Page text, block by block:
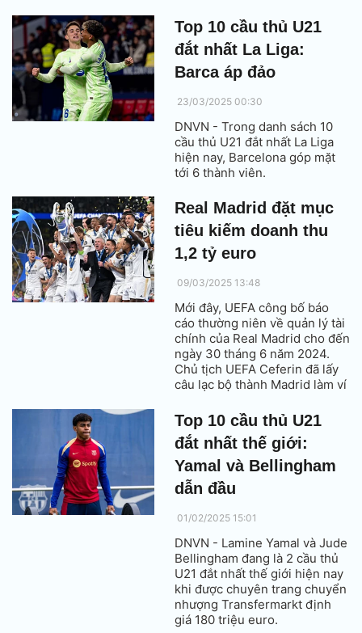
Top 10 cầu thủ U21
đắt nhất La Liga:
Barca áp đảo
23/03/2025 00:30
DNVN - Trong danh sách 10
cầu thủ U21 đắt nhất La Liga
hiện nay, Barcelona góp mặt
tới 6 thành viên.
Real Madrid đặt mục
tiêu kiếm doanh thu
1,2 tỷ euro
09/03/2025 13:48
Mới đây, UEFA công bố báo
cáo thường niên về quản lý tài
chính của Real Madrid cho đến
ngày 30 tháng 6 năm 2024.
Chủ tịch UEFA Ceferin đã lấy
câu lạc bộ thành Madrid làm ví
công.
Top 10 cầu thủ U21
đắt nhất thế giới:
Yamal và Bellingham
dẫn đầu
01/02/2025 15:01
DNVN - Lamine Yamal và Jude
Bellingham đang là 2 cầu thủ
U21 đắt nhất thế giới hiện nay
khi được chuyên trang chuyển
nhượng Transfermarkt định
giá 180 triệu euro.